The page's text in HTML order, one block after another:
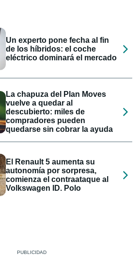
Un experto pone fecha al fin
de los híbridos: el coche
eléctrico dominará el mercado
La chapuza del Plan Moves
vuelve a quedar al
descubierto: miles de
compradores pueden
quedarse sin cobrar la ayuda
El Renault 5 aumenta su
autonomía por sorpresa,
comienza el contraataque al
Volkswagen ID. Polo